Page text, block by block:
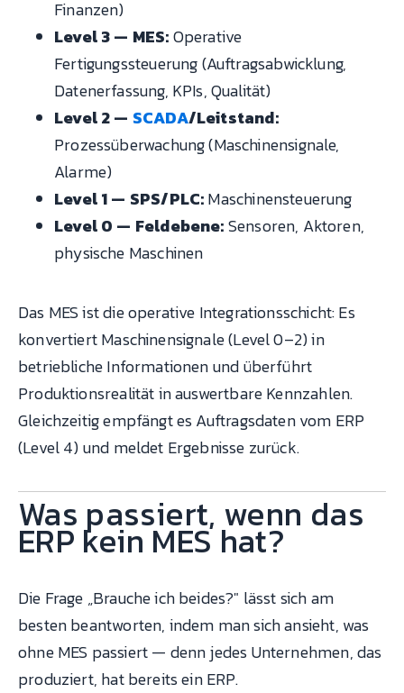
Finanzen)
Level 3 — MES:Operative
Fertigungssteuerung (Auftragsabwicklung,
Datenerfassung, KPIs, Qualität)
Level 2 — SCADA/Leitstand:
Prozessüberwachung (Maschinensignale,
Alarme)
Level 1 — SPS/PLC:Maschinensteuerung
Level 0 — Feldebene:Sensoren, Aktoren,
physische Maschinen
Das MES ist die operative Integrationsschicht: Es
konvertiert Maschinensignale (Level 0–2) in
betriebliche Informationen und überführt
Produktionsrealität in auswertbare Kennzahlen.
Gleichzeitig empfängt es Auftragsdaten vom ERP
(Level 4) und meldet Ergebnisse zurück.
Was passiert, wenn das
ERP kein MES hat?
Die Frage „Brauche ich beides?" lässt sich am
besten beantworten, indem man sich ansieht, was
ohne MES passiert — denn jedes Unternehmen, das
produziert, hat bereits ein ERP.